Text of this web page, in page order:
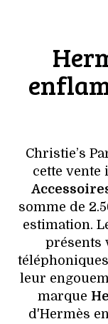
Christie’s
cette vente
somme de
estimation.
présents
leur
marque
d'Hermès